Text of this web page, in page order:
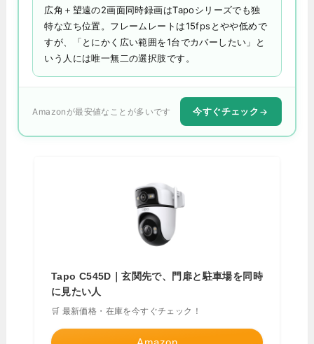
広角＋望遠の2画面同時録画はTapoシリーズでも独
特な立ち位置。フレームレートは15fpsとやや低めで
すが、「とにかく広い範囲を1台でカバーしたい」と
いう人には唯一無二の選択肢です。
Amazonが最安値なことが多いです 今すぐチェック
Tapo C545D｜玄関先で、門扉と駐車場を同時
に見たい人
🛒 最新価格・在庫を今すぐチェック！